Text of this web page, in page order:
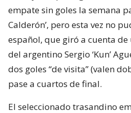
empate sin goles la semana
Calderón’, pero esta vez no
español, que giró a cuenta
del argentino Sergio ‘Kun’
dos goles “de visita” (valen
pase a cuartos de final.
El seleccionado trasandino